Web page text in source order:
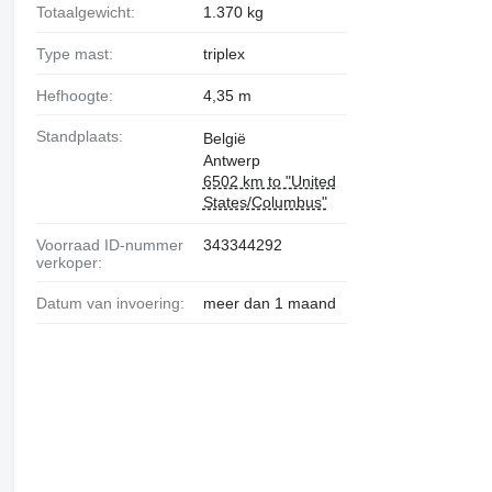
Totaalgewicht: 1.370 kg
Type mast: triplex
Hefhoogte: 4,35 m
Standplaats:
België
Antwerp
6502 km to "United
States/Columbus"
Voorraad ID-nummer
verkoper:
343344292
Datum van invoering: meer dan 1 maand